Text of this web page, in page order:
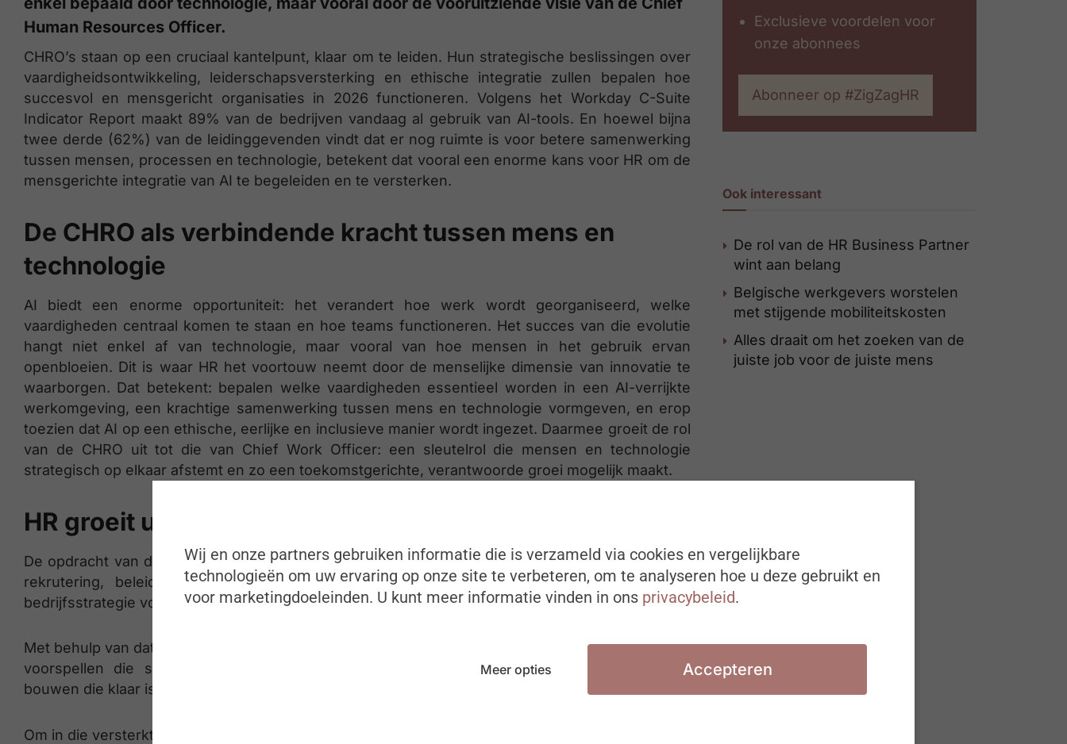
Human Resources Officer.
CHRO’s staan op een cruciaal kantelpunt, klaar om te leiden. Hun strategische beslissingen over
vaardigheidsontwikkeling, leiderschapsversterking en ethische integratie zullen bepalen hoe
succesvol en mensgericht organisaties in 2026 functioneren. Volgens het Workday C-Suite
Indicator Report maakt 89% van de bedrijven vandaag al gebruik van AI-tools. En hoewel bijna
twee derde (62%) van de leidinggevenden vindt dat er nog ruimte is voor betere samenwerking
tussen mensen, processen en technologie, betekent dat vooral een enorme kans voor HR om de
mensgerichte integratie van AI te begeleiden en te versterken.
De CHRO als verbindende kracht tussen mens en
technologie
AI biedt een enorme opportuniteit: het verandert hoe werk wordt georganiseerd, welke
vaardigheden centraal komen te staan en hoe teams functioneren. Het succes van die evolutie
hangt niet enkel af van technologie, maar vooral van hoe mensen in het gebruik ervan
openbloeien. Dit is waar HR het voortouw neemt door de menselijke dimensie van innovatie te
waarborgen. Dat betekent: bepalen welke vaardigheden essentieel worden in een AI-verrijkte
werkomgeving, een krachtige samenwerking tussen mens en technologie vormgeven, en erop
toezien dat AI op een ethische, eerlijke en inclusieve manier wordt ingezet. Daarmee groeit de rol
van de CHRO uit tot die van Chief Work Officer: een sleutelrol die mensen en technologie
strategisch op elkaar afstemt en zo een toekomstgerichte, verantwoorde groei mogelijk maakt.
HR groeit uit tot een strategische partner
De opdracht van de CHRO is vandaag invloedrijker dan ooit. Waar HR vroeger vooral stond voor
rekrutering, beleid en personeelsbeheer, is het nu een strategische krachtbron die de
bedrijfsstrategie voedt met inzichten over talent, cultuur en transformatie.
Met behulp van data en technologie kunnen HR-teams toekomstgericht werken: de vaardigheden
voorspellen die straks nodig zijn, gerichte people-strategieën ontwikkelen en een cultuur
bouwen die klaar is voor permanente positieve verandering.
Om in die versterkte rol te excelleren, focust elke HR-leider vandaag op vijf cruciale domeinen:
Exclusieve voordelen voor
onze abonnees
Abonneer op #ZigZagHR
Ook interessant
De rol van de HR Business Partner
wint aan belang
Belgische werkgevers worstelen
met stijgende mobiliteitskosten
Alles draait om het zoeken van de
juiste job voor de juiste mens
Wij en onze partners gebruiken informatie die is verzameld via cookies en vergelijkbare
technologieën om uw ervaring op onze site te verbeteren, om te analyseren hoe u deze gebruikt en
voor marketingdoeleinden. U kunt meer informatie vinden in ons privacybeleid.
Meer opties Accepteren